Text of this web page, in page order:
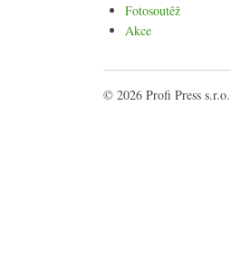
Fotosoutěž
Akce
© 2026 Profi Press s.r.o.